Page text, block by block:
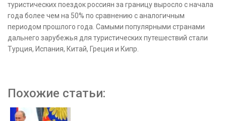
туристических поездок россиян за границу выросло с начала
года более чем на 50% по сравнению с аналогичным
периодом прошлого года. Самыми популярными странами
дальнего зарубежья для туристических путешествий стали
Турция, Испания, Китай, Греция и Кипр.
Похожие статьи: